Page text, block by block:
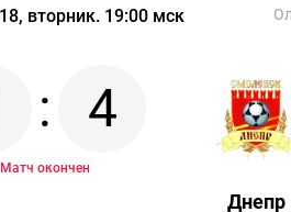
вторник. 19:00 мск
: 4
Матч окончен
Днепр